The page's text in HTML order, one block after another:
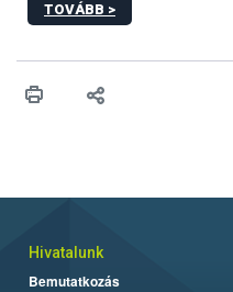
TOVÁBB >
Hivatalunk
Bemutatkozás